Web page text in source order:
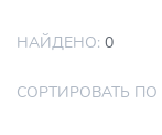
НАЙДЕНО: 0
СОРТИРОВАТЬ ПО